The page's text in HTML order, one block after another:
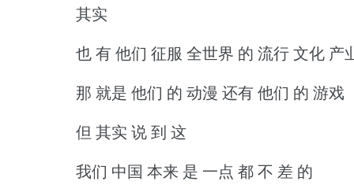
其实
也 有 他们 征服 全世界 的 流行 文化 产
那 就是 他们 的 动漫 还有 他们 的 游戏
但 其实 说 到 这
我们 中国 本来 是 一点 都 不 差 的